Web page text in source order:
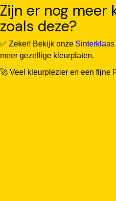
Zijn er nog meer
zoals deze?
✅ Zeker! Bekijk onze
meer gezellige kleurplaten.
🚀 Veel kleurplezier en een fijne